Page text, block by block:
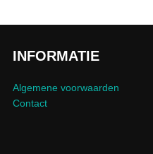
INFORMATIE
Algemene voorwaarden
Contact